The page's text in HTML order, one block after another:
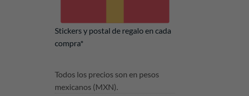
Stickers y postal de regalo en cada
compra*
Todos los precios son en pesos
mexicanos (MXN).